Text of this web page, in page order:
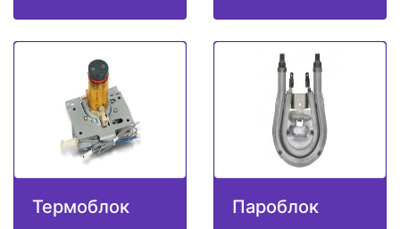
Термоблок Пароблок